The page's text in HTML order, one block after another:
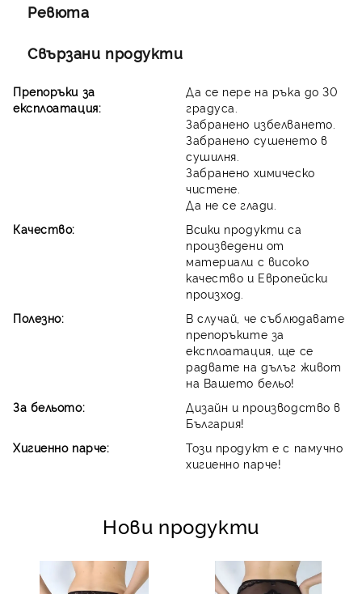
Ревюта
Свързани продукти
Препоръки за
експлоатация:
Да се пере на ръка до 30
градуса.
Забранено избелването.
Забранено сушенето в
сушилня.
Забранено химическо
чистене.
Да не се глади.
Качество:
Всики продукти са
произведени от
материали с високо
качество и Европейски
произход.
Полезно:
В случай, че съблюдавате
препоръките за
експлоатация, ще се
радвате на дълъг живот
на Вашето бельо!
За бельото:
Дизайн и производство в
България!
Хигиенно парче:
Този продукт е с памучно
хигиенно парче!
Нови продукти